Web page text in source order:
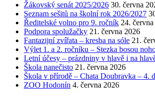
Žákovský senát 2025/2026 30. června
Seznam sešitů na školní rok 2026/2027
Ředitelské volno pro 9. ročník 24.
Podpora spolužačky 21. června 2026
Fantazijní zvířata – kresba na sóle 21.
Výlet 1. a 2. ročníku – Stezka bosou
Letní účesy – prázdniny v hlavě i na
Škola nanečisto 21. června 2026
Škola v přírodě – Chata Doubravka – 4.
ZOO Hodonín 4. června 2026